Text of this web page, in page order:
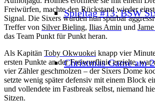
Spieltag #13: BSW
Christmas Game am
Freiwürfen, machte den Rückstand wieder
Signal. Die Sixers wurden nun spürbar
Treffer von Silver Bieling, Ilias Amin und
das Team Punkt für Punkt heran.
Als Kapitän Toby Okwuokei knapp vier
ersten Punkte an der Freiwurflinie erzielte, war
vier Zähler geschmolzen – der Sixers Dome
setzte wenig später defensiv mit einem Block
und vollendete im Fastbreak selbst, niemand
Sitzen.